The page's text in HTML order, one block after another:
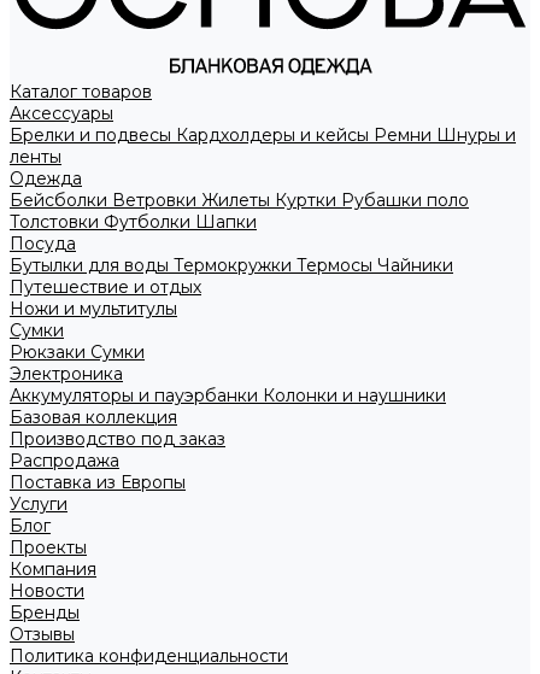
Каталог товаров
Аксессуары
Брелки и подвесы Кардхолдеры и кейсы Ремни Шнуры и
ленты
Одежда
Бейсболки Ветровки Жилеты Куртки Рубашки поло
Толстовки Футболки Шапки
Посуда
Бутылки для воды Термокружки Термосы Чайники
Путешествие и отдых
Ножи и мультитулы
Сумки
Рюкзаки Сумки
Электроника
Аккумуляторы и пауэрбанки Колонки и наушники
Базовая коллекция
Производство под заказ
Распродажа
Поставка из Европы
Услуги
Блог
Проекты
Компания
Новости
Бренды
Отзывы
Политика конфиденциальности